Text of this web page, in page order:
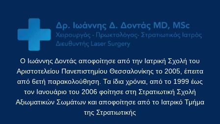
Ο Ιωάννης Δοντάς αποφοίτησε από την Ιατρική Σχολή του
Αριστοτελείου Πανεπιστημίου Θεσσαλονίκης το 2005, έπειτα
από 6ετή παρακολούθηση. Τα ίδια χρόνια, από το 1999 έως
τον Ιανουάριο του 2006 φοίτησε στη Στρατιωτική Σχολή
Αξιωματικών Σωμάτων και αποφοίτησε από το Ιατρικό Τμήμα
της Στρατιωτικής